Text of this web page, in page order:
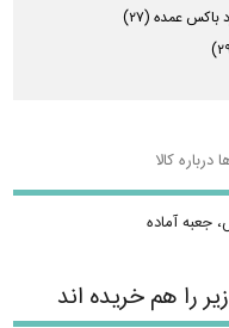
باکس عمده (۲۷)
درباره کالا
جعبه آماده
را هم خریده اند